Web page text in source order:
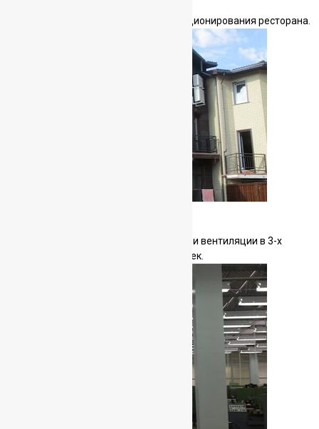
Установка систем вентиляции и кодиционирования ресторана.
Монтаж системы кондиционирования и вентиляции в 3-х
этажном доме для семьи из 4-х человек.